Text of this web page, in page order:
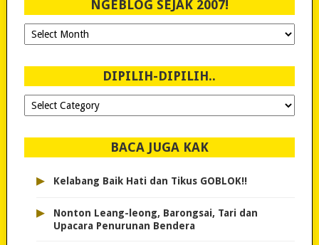
NGEBLOG SEJAK 2007!
Ngeblog
Sejak
DIPILIH-DIPILIH..
Dipilih-
dipilih..
BACA JUGA KAK
▸ Kelabang Baik Hati dan Tikus GOBLOK!!
▸
Nonton Leang-leong, Barongsai, Tari dan
Upacara Penurunan Bendera